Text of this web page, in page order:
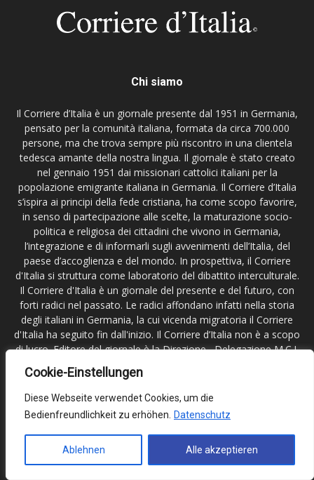
Cookie-Einstellungen
Diese Webseite verwendet Cookies, um die
Bedienfreundlichkeit zu erhöhen.
Datenschutz
Ablehnen Alle akzeptieren
Chi siamo
Il Corriere d’Italia è un giornale presente dal 1951 in Germania,
pensato per la comunità italiana, formata da circa 700.000
persone, ma che trova sempre più riscontro in una clientela
tedesca amante della nostra lingua. Il giornale è stato creato
nel gennaio 1951 dai missionari cattolici italiani per la
popolazione emigrante italiana in Germania. Il Corriere d’Italia
s’ispira ai principi della fede cristiana, ha come scopo favorire,
in senso di partecipazione alle scelte, la maturazione socio-
politica e religiosa dei cittadini che vivono in Germania,
l’integrazione e di informarli sugli avvenimenti dell’Italia, del
paese d’accoglienza e del mondo. In prospettiva, il Corriere
d'Italia si struttura come laboratorio del dibattito interculturale.
Il Corriere d'Italia è un giornale del presente e del futuro, con
forti radici nel passato. Le radici affondano infatti nella storia
degli italiani in Germania, la cui vicenda migratoria il Corriere
d'Italia ha seguito fin dall'inizio. Il Corriere d’Italia non è a scopo
di lucro. Editore del giornale è la Direzione –Delegazione M.C.I.
in Germania e Scandinavia; registrata al tribunale di
Francoforte sul Meno.
Contattaci: redazione@corritalia.de